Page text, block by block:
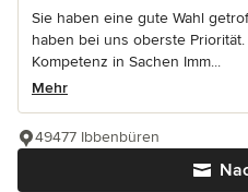
Sie haben eine gute Wahl
haben bei uns oberste
Kompetenz in Sachen Imm...
Mehr
49477 Ibbenbüren